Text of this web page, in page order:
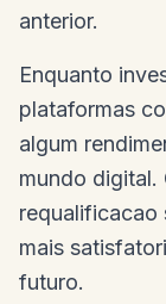
anterior.
Enquanto
plataformas
algum
mundo digital.
requalificacao
mais
futuro.